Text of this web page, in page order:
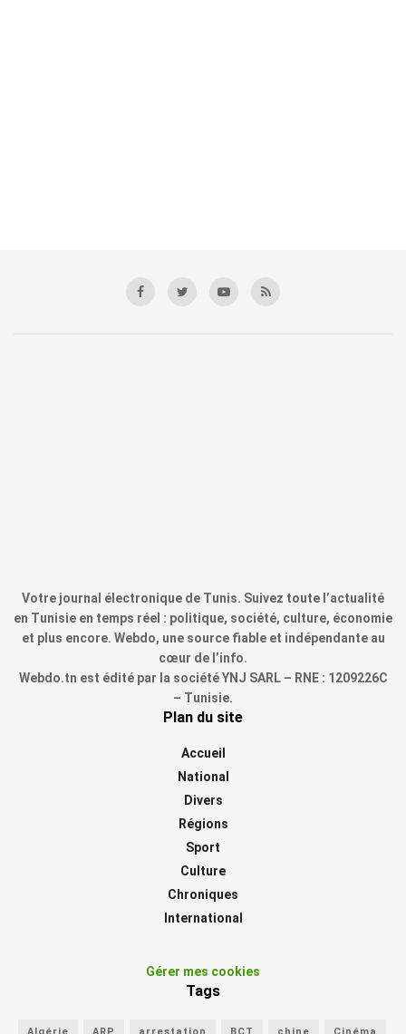
Votre journal électronique de Tunis. Suivez toute l’actualité
en Tunisie en temps réel : politique, société, culture, économie
et plus encore. Webdo, une source fiable et indépendante au
cœur de l’info.
Webdo.tn est édité par la société YNJ SARL – RNE : 1209226C
– Tunisie.
Plan du site
Accueil
National
Divers
Régions
Sport
Culture
Chroniques
International
Gérer mes cookies
Tags
Algérie ARP arrestation BCT chine Cinéma